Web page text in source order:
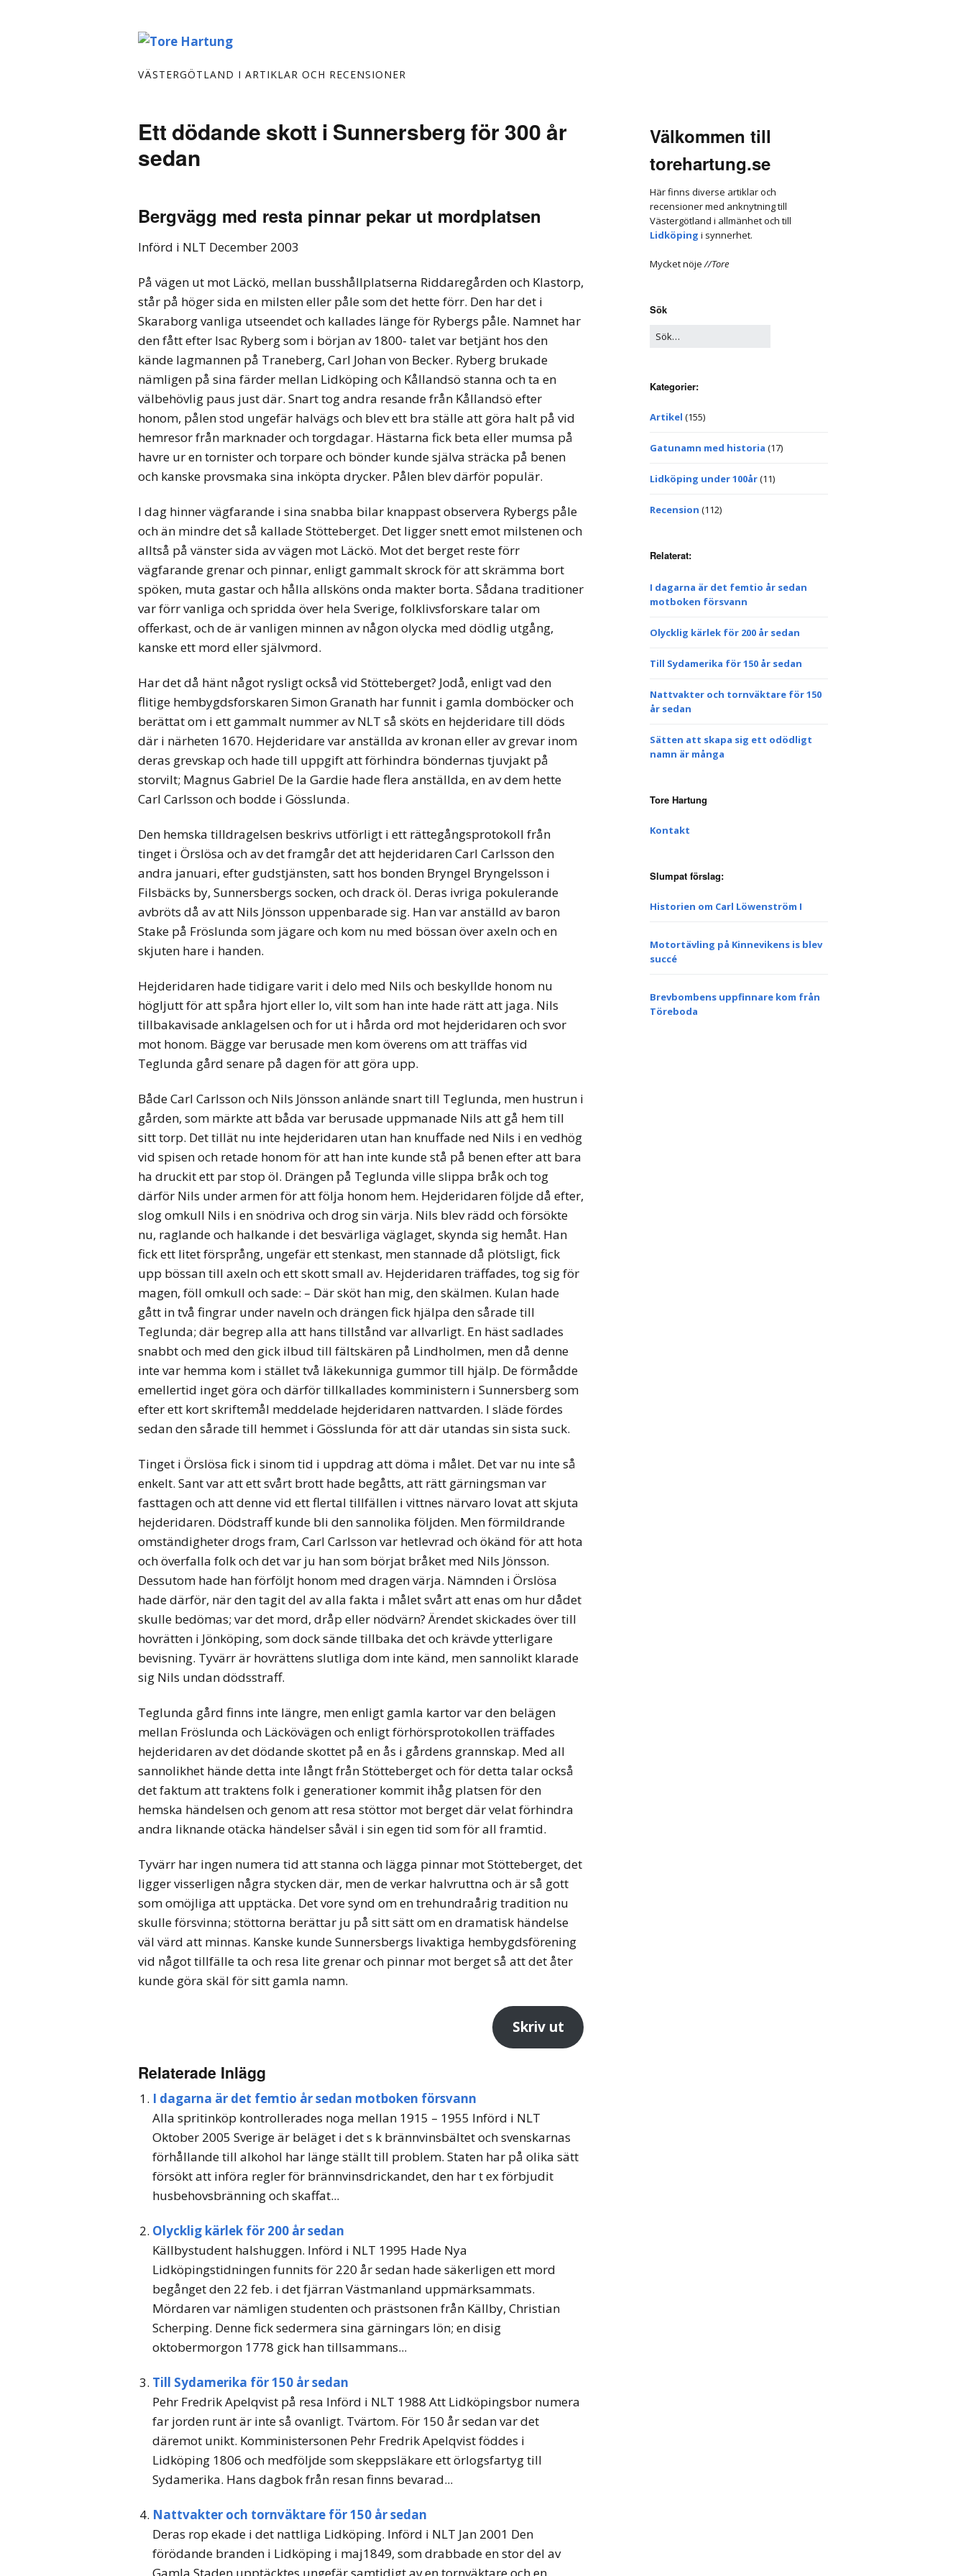
VÄSTERGÖTLAND I ARTIKLAR OCH RECENSIONER
Ett dödande skott i Sunnersberg för 300 år
sedan
Bergvägg med resta pinnar pekar ut mordplatsen
Införd i NLT December 2003
På vägen ut mot Läckö, mellan busshållplatserna Riddaregården och Klastorp,
står på höger sida en milsten eller påle som det hette förr. Den har det i
Skaraborg vanliga utseendet och kallades länge för Rybergs påle. Namnet har
den fått efter Isac Ryberg som i början av 1800- talet var betjänt hos den
kände lagmannen på Traneberg, Carl Johan von Becker. Ryberg brukade
nämligen på sina färder mellan Lidköping och Kållandsö stanna och ta en
välbehövlig paus just där. Snart tog andra resande från Kållandsö efter
honom, pålen stod ungefär halvägs och blev ett bra ställe att göra halt på vid
hemresor från marknader och torgdagar. Hästarna fick beta eller mumsa på
havre ur en tornister och torpare och bönder kunde själva sträcka på benen
och kanske provsmaka sina inköpta drycker. Pålen blev därför populär.
I dag hinner vägfarande i sina snabba bilar knappast observera Rybergs påle
och än mindre det så kallade Stötteberget. Det ligger snett emot milstenen och
alltså på vänster sida av vägen mot Läckö. Mot det berget reste förr
vägfarande grenar och pinnar, enligt gammalt skrock för att skrämma bort
spöken, muta gastar och hålla allsköns onda makter borta. Sådana traditioner
var förr vanliga och spridda över hela Sverige, folklivsforskare talar om
offerkast, och de är vanligen minnen av någon olycka med dödlig utgång,
kanske ett mord eller självmord.
Har det då hänt något rysligt också vid Stötteberget? Jodå, enligt vad den
flitige hembygdsforskaren Simon Granath har funnit i gamla domböcker och
berättat om i ett gammalt nummer av NLT så sköts en hejderidare till döds
där i närheten 1670. Hejderidare var anställda av kronan eller av grevar inom
deras grevskap och hade till uppgift att förhindra böndernas tjuvjakt på
storvilt; Magnus Gabriel De la Gardie hade flera anställda, en av dem hette
Carl Carlsson och bodde i Gösslunda.
Den hemska tilldragelsen beskrivs utförligt i ett rättegångsprotokoll från
tinget i Örslösa och av det framgår det att hejderidaren Carl Carlsson den
andra januari, efter gudstjänsten, satt hos bonden Bryngel Bryngelsson i
Filsbäcks by, Sunnersbergs socken, och drack öl. Deras ivriga pokulerande
avbröts då av att Nils Jönsson uppenbarade sig. Han var anställd av baron
Stake på Fröslunda som jägare och kom nu med bössan över axeln och en
skjuten hare i handen.
Hejderidaren hade tidigare varit i delo med Nils och beskyllde honom nu
högljutt för att spåra hjort eller lo, vilt som han inte hade rätt att jaga. Nils
tillbakavisade anklagelsen och for ut i hårda ord mot hejderidaren och svor
mot honom. Bägge var berusade men kom överens om att träffas vid
Teglunda gård senare på dagen för att göra upp.
Både Carl Carlsson och Nils Jönsson anlände snart till Teglunda, men hustrun i
gården, som märkte att båda var berusade uppmanade Nils att gå hem till
sitt torp. Det tillät nu inte hejderidaren utan han knuffade ned Nils i en vedhög
vid spisen och retade honom för att han inte kunde stå på benen efter att bara
ha druckit ett par stop öl. Drängen på Teglunda ville slippa bråk och tog
därför Nils under armen för att följa honom hem. Hejderidaren följde då efter,
slog omkull Nils i en snödriva och drog sin värja. Nils blev rädd och försökte
nu, raglande och halkande i det besvärliga väglaget, skynda sig hemåt. Han
fick ett litet försprång, ungefär ett stenkast, men stannade då plötsligt, fick
upp bössan till axeln och ett skott small av. Hejderidaren träffades, tog sig för
magen, föll omkull och sade: – Där sköt han mig, den skälmen. Kulan hade
gått in två fingrar under naveln och drängen fick hjälpa den sårade till
Teglunda; där begrep alla att hans tillstånd var allvarligt. En häst sadlades
snabbt och med den gick ilbud till fältskären på Lindholmen, men då denne
inte var hemma kom i stället två läkekunniga gummor till hjälp. De förmådde
emellertid inget göra och därför tillkallades komministern i Sunnersberg som
efter ett kort skriftemål meddelade hejderidaren nattvarden. I släde fördes
sedan den sårade till hemmet i Gösslunda för att där utandas sin sista suck.
Tinget i Örslösa fick i sinom tid i uppdrag att döma i målet. Det var nu inte så
enkelt. Sant var att ett svårt brott hade begåtts, att rätt gärningsman var
fasttagen och att denne vid ett flertal tillfällen i vittnes närvaro lovat att skjuta
hejderidaren. Dödstraff kunde bli den sannolika följden. Men förmildrande
omständigheter drogs fram, Carl Carlsson var hetlevrad och ökänd för att hota
och överfalla folk och det var ju han som börjat bråket med Nils Jönsson.
Dessutom hade han förföljt honom med dragen värja. Nämnden i Örslösa
hade därför, när den tagit del av alla fakta i målet svårt att enas om hur dådet
skulle bedömas; var det mord, dråp eller nödvärn? Ärendet skickades över till
hovrätten i Jönköping, som dock sände tillbaka det och krävde ytterligare
bevisning. Tyvärr är hovrättens slutliga dom inte känd, men sannolikt klarade
sig Nils undan dödsstraff.
Teglunda gård finns inte längre, men enligt gamla kartor var den belägen
mellan Fröslunda och Läckövägen och enligt förhörsprotokollen träffades
hejderidaren av det dödande skottet på en ås i gårdens grannskap. Med all
sannolikhet hände detta inte långt från Stötteberget och för detta talar också
det faktum att traktens folk i generationer kommit ihåg platsen för den
hemska händelsen och genom att resa stöttor mot berget där velat förhindra
andra liknande otäcka händelser såväl i sin egen tid som för all framtid.
Tyvärr har ingen numera tid att stanna och lägga pinnar mot Stötteberget, det
ligger visserligen några stycken där, men de verkar halvruttna och är så gott
som omöjliga att upptäcka. Det vore synd om en trehundraårig tradition nu
skulle försvinna; stöttorna berättar ju på sitt sätt om en dramatisk händelse
väl värd att minnas. Kanske kunde Sunnersbergs livaktiga hembygdsförening
vid något tillfälle ta och resa lite grenar och pinnar mot berget så att det åter
kunde göra skäl för sitt gamla namn.
Skriv ut
Relaterade Inlägg
I dagarna är det femtio år sedan motboken försvann
Alla spritinköp kontrollerades noga mellan 1915 – 1955 Införd i NLT
Oktober 2005 Sverige är beläget i det s k brännvinsbältet och svenskarnas
förhållande till alkohol har länge ställt till problem. Staten har på olika sätt
försökt att införa regler för brännvinsdrickandet, den har t ex förbjudit
husbehovsbränning och skaffat...
Olycklig kärlek för 200 år sedan
Källbystudent halshuggen. Införd i NLT 1995 Hade Nya
Lidköpingstidningen funnits för 220 år sedan hade säkerligen ett mord
begånget den 22 feb. i det fjärran Västmanland uppmärksammats.
Mördaren var nämligen studenten och prästsonen från Källby, Christian
Scherping. Denne fick sedermera sina gärningars lön; en disig
oktobermorgon 1778 gick han tillsammans...
Till Sydamerika för 150 år sedan
Pehr Fredrik Apelqvist på resa Införd i NLT 1988 Att Lidköpingsbor numera
far jorden runt är inte så ovanligt. Tvärtom. För 150 år sedan var det
däremot unikt. Komministersonen Pehr Fredrik Apelqvist föddes i
Lidköping 1806 och medföljde som skeppsläkare ett örlogsfartyg till
Sydamerika. Hans dagbok från resan finns bevarad...
Nattvakter och tornväktare för 150 år sedan
Deras rop ekade i det nattliga Lidköping. Införd i NLT Jan 2001 Den
förödande branden i Lidköping i maj1849, som drabbade en stor del av
Välkommen till
torehartung.se
Här finns diverse artiklar och
recensioner med anknytning till
Västergötland i allmänhet och till
Lidköping i synnerhet.
Mycket nöje//Tore
Sök
Kategorier:
Artikel (155)
Gatunamn med historia (17)
Lidköping under 100år(11)
Recension (112)
Relaterat:
I dagarna är det femtio år sedan
motboken försvann
Olycklig kärlek för 200 år sedan
Till Sydamerika för 150 år sedan
Nattvakter och tornväktare för 150
år sedan
Sätten att skapa sig ett odödligt
namn är många
Tore Hartung
Kontakt
Slumpat förslag:
Historien om Carl Löwenström I
Motortävling på Kinnevikens is blev
succé
Brevbombens uppfinnare kom från
Töreboda